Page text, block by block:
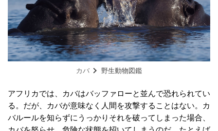
カバ 野生動物図鑑
アフリカでは、カバはバッファローと並んで恐れられてい
る。だが、カバが意味なく人間を攻撃することはない。カ
バルールを知らずにうっかりそれを破ってしまった場合、